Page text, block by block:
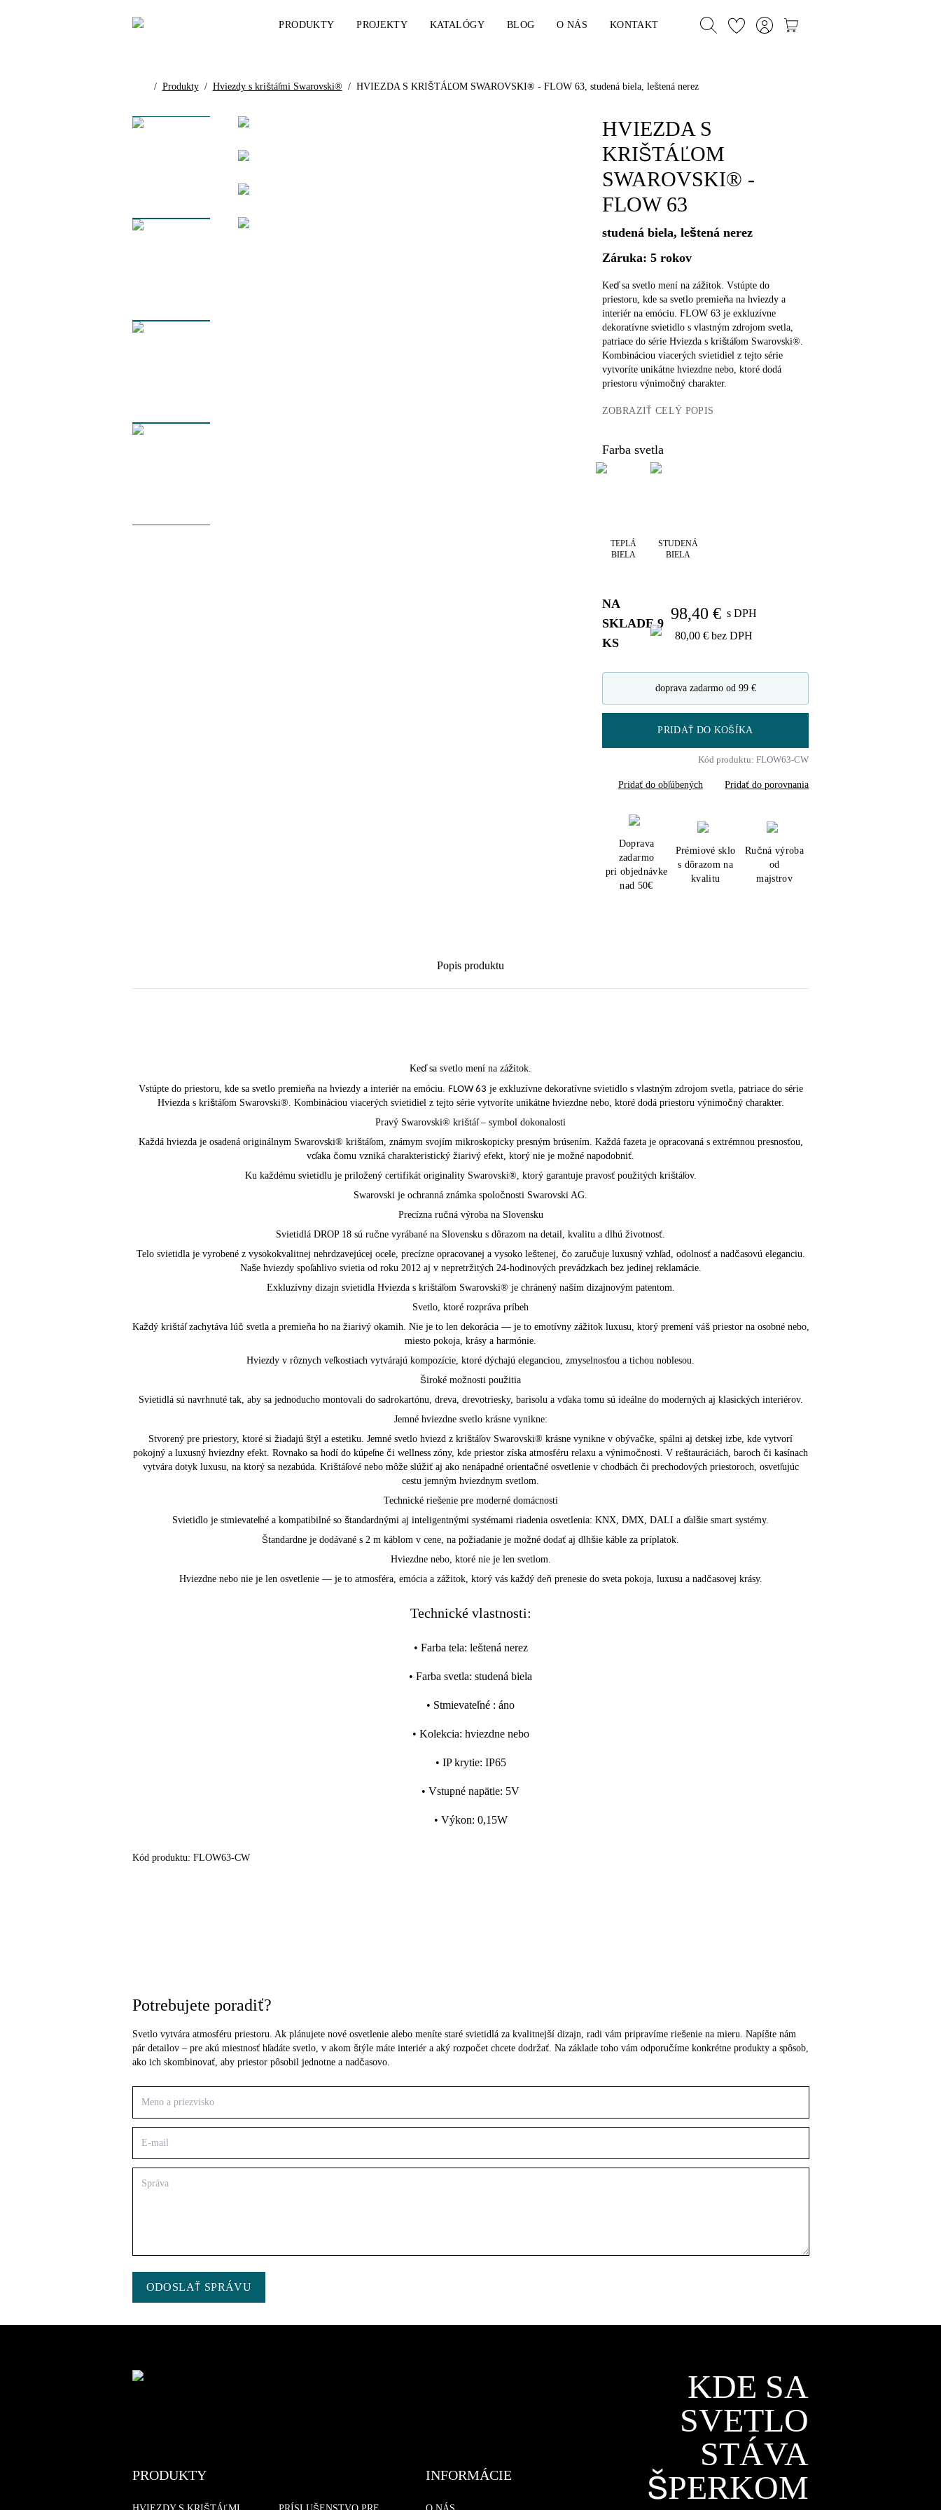
PRODUKTY PROJEKTY KATALÓGY BLOG O NÁS KONTAKT
/ Produkty / Hviezdy s krištáľmi Swarovski® / HVIEZDA S KRIŠTÁĽOM SWAROVSKI® - FLOW 63, studená biela, leštená nerez
HVIEZDA S
KRIŠTÁĽOM
SWAROVSKI® -
FLOW 63
studená biela, leštená nerez
Záruka: 5 rokov
Keď sa svetlo mení na zážitok. Vstúpte do
priestoru, kde sa svetlo premieňa na hviezdy a
interiér na emóciu. FLOW 63 je exkluzívne
dekoratívne svietidlo s vlastným zdrojom svetla,
patriace do série Hviezda s krištáľom Swarovski®.
Kombináciou viacerých svietidiel z tejto série
vytvoríte unikátne hviezdne nebo, ktoré dodá
priestoru výnimočný charakter.
ZOBRAZIŤ CELÝ POPIS
Farba svetla
TEPLÁ
BIELA
STUDENÁ
BIELA
NA
SKLADE 9
KS
98,40 € s DPH
80,00 € bez DPH
doprava zadarmo od 99 €
PRIDAŤ DO KOŠÍKA
Kód produktu: FLOW63-CW
Pridať do obľúbených Pridať do porovnania
Doprava
zadarmo
pri objednávke
nad 50€
Prémiové sklo
s dôrazom na
kvalitu
Ručná výroba
od
majstrov
Popis produktu
Keď sa svetlo mení na zážitok.
Vstúpte do priestoru, kde sa svetlo premieňa na hviezdy a interiér na emóciu. FLOW 63 je exkluzívne dekoratívne svietidlo s vlastným zdrojom svetla, patriace do série
Hviezda s krištáľom Swarovski®. Kombináciou viacerých svietidiel z tejto série vytvoríte unikátne hviezdne nebo, ktoré dodá priestoru výnimočný charakter.
Pravý Swarovski® krištáľ – symbol dokonalosti
Každá hviezda je osadená originálnym Swarovski® krištáľom, známym svojím mikroskopicky presným brúsením. Každá fazeta je opracovaná s extrémnou presnosťou,
vďaka čomu vzniká charakteristický žiarivý efekt, ktorý nie je možné napodobniť.
Ku každému svietidlu je priložený certifikát originality Swarovski®, ktorý garantuje pravosť použitých krištáľov.
Swarovski je ochranná známka spoločnosti Swarovski AG.
Precízna ručná výroba na Slovensku
Svietidlá DROP 18 sú ručne vyrábané na Slovensku s dôrazom na detail, kvalitu a dlhú životnosť.
Telo svietidla je vyrobené z vysokokvalitnej nehrdzavejúcej ocele, precízne opracovanej a vysoko leštenej, čo zaručuje luxusný vzhľad, odolnosť a nadčasovú eleganciu.
Naše hviezdy spoľahlivo svietia od roku 2012 aj v nepretržitých 24-hodinových prevádzkach bez jedinej reklamácie.
Exkluzívny dizajn svietidla Hviezda s krištáľom Swarovski® je chránený naším dizajnovým patentom.
Svetlo, ktoré rozpráva príbeh
Každý krištáľ zachytáva lúč svetla a premieňa ho na žiarivý okamih. Nie je to len dekorácia — je to emotívny zážitok luxusu, ktorý premení váš priestor na osobné nebo,
miesto pokoja, krásy a harmónie.
Hviezdy v rôznych veľkostiach vytvárajú kompozície, ktoré dýchajú eleganciou, zmyselnosťou a tichou noblesou.
Široké možnosti použitia
Svietidlá sú navrhnuté tak, aby sa jednoducho montovali do sadrokartónu, dreva, drevotriesky, barisolu a vďaka tomu sú ideálne do moderných aj klasických interiérov.
Jemné hviezdne svetlo krásne vynikne:
Stvorený pre priestory, ktoré si žiadajú štýl a estetiku. Jemné svetlo hviezd z krištáľov Swarovski® krásne vynikne v obývačke, spálni aj detskej izbe, kde vytvorí
pokojný a luxusný hviezdny efekt. Rovnako sa hodí do kúpeľne či wellness zóny, kde priestor získa atmosféru relaxu a výnimočnosti. V reštauráciách, baroch či kasínach
vytvára dotyk luxusu, na ktorý sa nezabúda. Krištáľové nebo môže slúžiť aj ako nenápadné orientačné osvetlenie v chodbách či prechodových priestoroch, osvetľujúc
cestu jemným hviezdnym svetlom.
Technické riešenie pre moderné domácnosti
Svietidlo je stmievateľné a kompatibilné so štandardnými aj inteligentnými systémami riadenia osvetlenia: KNX, DMX, DALI a ďalšie smart systémy.
Štandardne je dodávané s 2 m káblom v cene, na požiadanie je možné dodať aj dlhšie káble za príplatok.
Hviezdne nebo, ktoré nie je len svetlom.
Hviezdne nebo nie je len osvetlenie — je to atmosféra, emócia a zážitok, ktorý vás každý deň prenesie do sveta pokoja, luxusu a nadčasovej krásy.
Technické vlastnosti:
• Farba tela: leštená nerez
• Farba svetla: studená biela
• Stmievateľné : áno
• Kolekcia: hviezdne nebo
• IP krytie: IP65
• Vstupné napätie: 5V
• Výkon: 0,15W
Kód produktu: FLOW63-CW
Potrebujete poradiť?
Svetlo vytvára atmosféru priestoru. Ak plánujete nové osvetlenie alebo meníte staré svietidlá za kvalitnejší dizajn, radi vám pripravíme riešenie na mieru. Napíšte nám
pár detailov – pre akú miestnosť hľadáte svetlo, v akom štýle máte interiér a aký rozpočet chcete dodržať. Na základe toho vám odporučíme konkrétne produkty a spôsob,
ako ich skombinovať, aby priestor pôsobil jednotne a nadčasovo.
ODOSLAŤ SPRÁVU
PRODUKTY INFORMÁCIE
KDE SA
SVETLO
STÁVA
ŠPERKOM